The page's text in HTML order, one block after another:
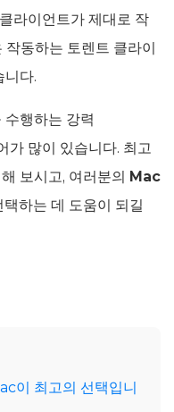
라이언트가 제대로 작
동하는 토렌트 클라이
니다.
행하는 강력
가 많이 있습니다. 최고
보시고, 여러분의 Mac
택하는 데 도움이 되길
최고의 선택입니